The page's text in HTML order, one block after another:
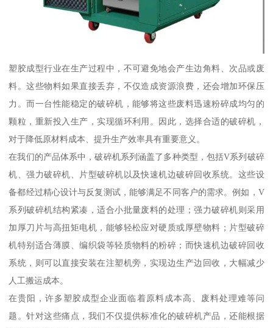
塑胶成型行业在生产过程中，不可避免地会产生边角料、次品或废
料。这些物料如果直接丢弃，不仅造成资源浪费，还会增加环保压
力。而一台性能稳定的破碎机，能够将这些废料迅速粉碎成均匀的
颗粒，重新投入生产，实现循环利用。因此，选择合适的破碎机，
对于降低原材料成本、提升生产效率具有重要意义。
在我们的产品体系中，破碎机系列涵盖了多种类型，包括V系列破碎
机、强力破碎机、片型破碎机以及快速机边破碎回收系统。这些设
备都经过精心设计与反复测试，能够满足不同客户的需求。例如，V
系列破碎机结构紧凑，适合小批量废料的处理；强力破碎机则采用
加厚刀片与高扭矩电机，能够轻松应对硬质或厚壁物料；片型破碎
机特别适合薄膜、编织袋等轻质物料的粉碎；而快速机边破碎回收
系统，则可以直接安装在注塑机旁，实现边生产边回收，大幅减少
人工搬运成本。
在贵阳，许多塑胶成型企业面临着原料成本高、废料处理难等问
题。针对这些痛点，我们不仅提供标准化的破碎机产品，还能根据